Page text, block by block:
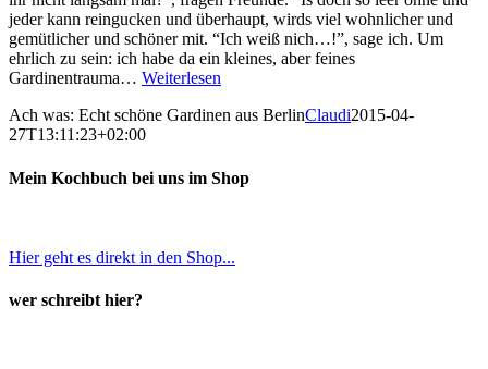
jeder kann reingucken und überhaupt, wirds viel wohnlicher und
gemütlicher und schöner mit. “Ich weiß nich…!”, sage ich. Um
ehrlich zu sein: ich habe da ein kleines, aber feines
Gardinentrauma… Weiterlesen
Ach was: Echt schöne Gardinen aus BerlinClaudi2015-04-
27T13:11:23+02:00
Mein Kochbuch bei uns im Shop
Hier geht es direkt in den Shop...
wer schreibt hier?